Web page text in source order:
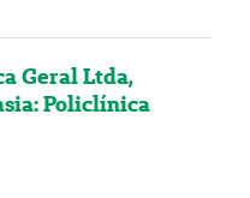
Geral Ltda,
Policlínica